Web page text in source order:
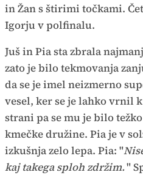
in Žan s štirimi točkami.
Igorju v polfinalu.
Juš in Pia sta zbrala
zato je bilo tekmovanja
da se je imel neizmerno
vesel, ker se je lahko vrnil
strani pa se mu je bilo
kmečke družine. Pia je v
izkušnja zelo lepa. Pia: "
kaj takega sploh zdržim."